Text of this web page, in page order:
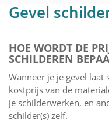
Gevel
HOE WORDT DE
SCHILDEREN
Wanneer je je gevel laat
kostprijs van de
je schilderwerken, en
schilder(s) zelf.